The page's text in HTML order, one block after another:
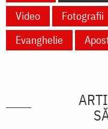
Video
Fotografii
Evanghelie